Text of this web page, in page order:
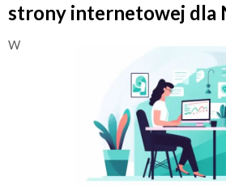
strony internetowej dla
W